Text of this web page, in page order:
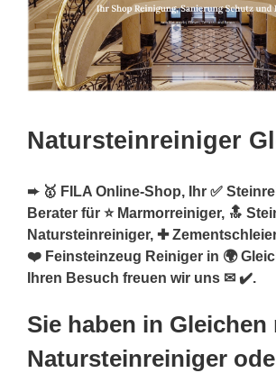
Natursteinreiniger
➨ 🥇 FILA Online-Shop, Ihr ✅
Berater für ⭐ Marmorreiniger, 🔝
Natursteinreiniger, ✚
❤️ Feinsteinzeug Reiniger in 🌍
Ihren Besuch freuen wir uns ✉ ✔️.
Sie haben in Gleichen
Natursteinreiniger